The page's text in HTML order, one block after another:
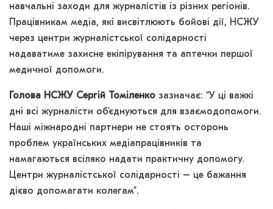
навчальні заходи для журналістів із різних регіонів.
Працівникам медіа, які висвітлюють бойові дії, НСЖУ
через центри журналістської солідарності
надаватиме захисне екіпірування та аптечки першої
медичної допомоги.
Голова НСЖУ Сергій Томіленко зазначає: “У ці важкі
дні всі журналісти об’єднуються для взаємодопомоги.
Наші міжнародні партнери не стоять осторонь
проблем українських медіапрацівників та
намагаються всіляко надати практичну допомогу.
Центри журналістської солідарності – це бажання
дієво допомагати колегам”.